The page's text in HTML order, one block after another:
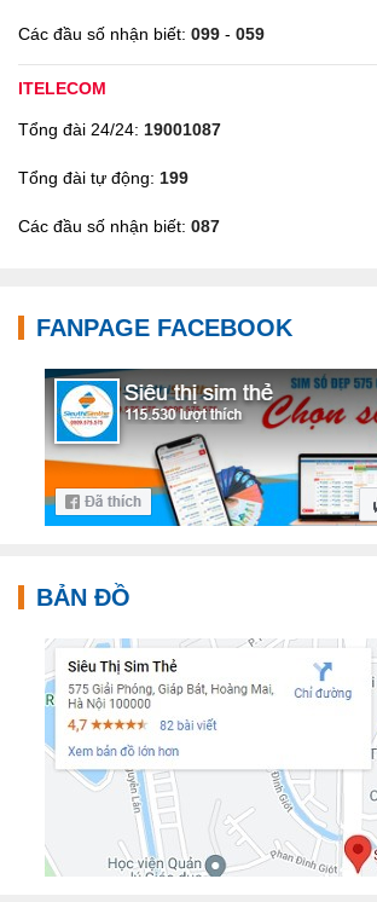
Các đầu số nhận biết: 099 - 059
ITELECOM
Tổng đài 24/24: 19001087
Tổng đài tự động: 199
Các đầu số nhận biết: 087
FANPAGE FACEBOOK
BẢN ĐỒ